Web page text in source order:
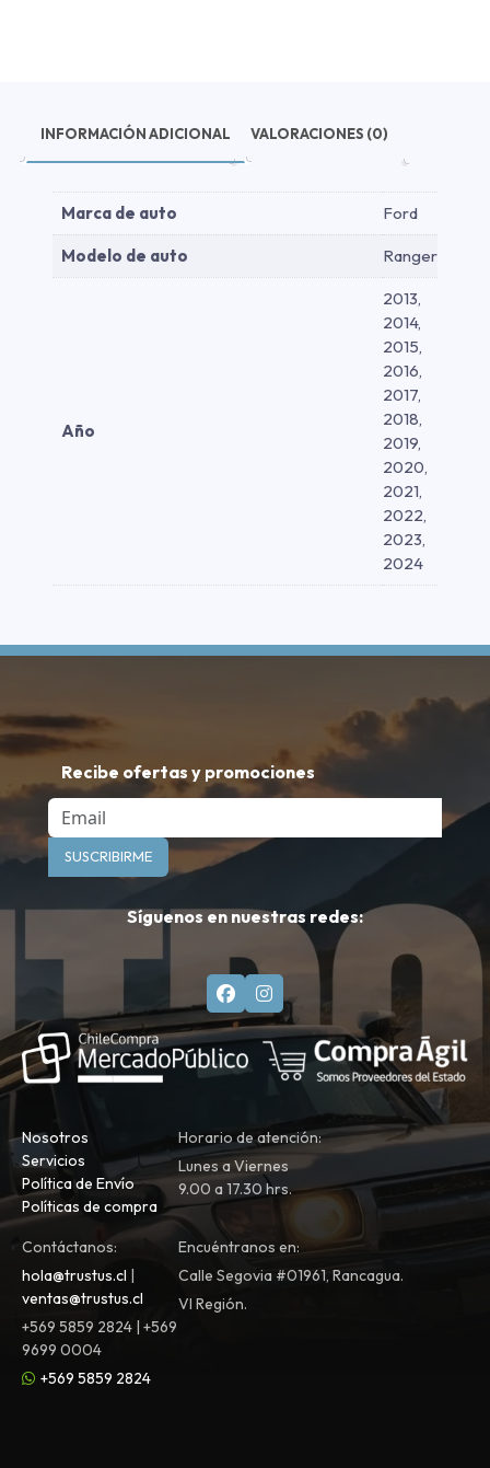
INFORMACIÓN ADICIONAL VALORACIONES (0)
Marca de auto Ford
Modelo de auto Ranger
Año
2013,
2014,
2015,
2016,
2017,
2018,
2019,
2020,
2021,
2022,
2023,
2024
Recibe ofertas y promociones
Email
SUSCRIBIRME
Síguenos en nuestras redes:
Nosotros
Servicios
Política de Envío
Políticas de compra
Horario de atención:
Lunes a Viernes
9.00 a 17.30 hrs.
Contáctanos:
hola@trustus.cl |
ventas@trustus.cl
+569 5859 2824 | +569
9699 0004
+569 5859 2824
Encuéntranos en:
Calle Segovia #01961, Rancagua.
VI Región.